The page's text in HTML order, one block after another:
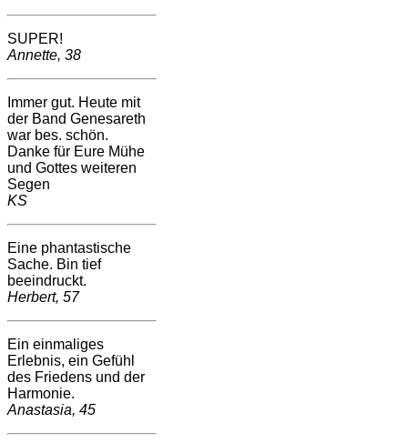
SUPER!
Annette, 38
Immer gut. Heute mit
der Band Genesareth
war bes. schön.
Danke für Eure Mühe
und Gottes weiteren
Segen
KS
Eine phantastische
Sache. Bin tief
beeindruckt.
Herbert, 57
Ein einmaliges
Erlebnis, ein Gefühl
des Friedens und der
Harmonie.
Anastasia, 45